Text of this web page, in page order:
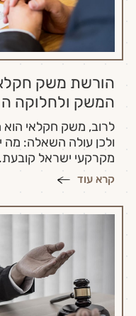
הורשת משק
המשק ולחלוקה
לרוב, משק חקלאי הוא
ולכן עולה השאלה:
מקרקעי ישראל
קרא עוד